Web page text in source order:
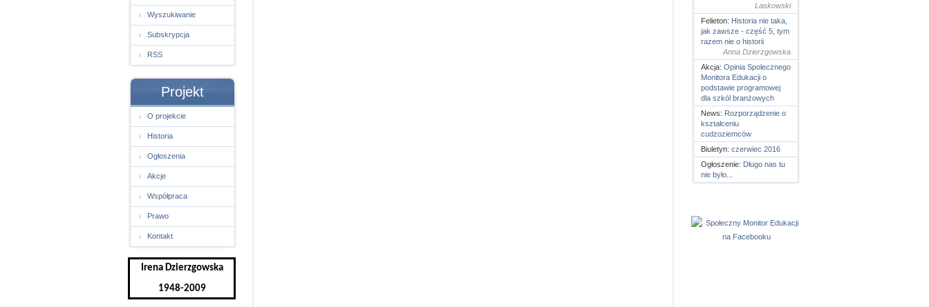
Wyszukiwanie
Subskrypcja
RSS
Projekt
O projekcie
Historia
Ogłoszenia
Akcje
Współpraca
Prawo
Kontakt
Irena Dzierzgowska
1948-2009
Laskowski
Felieton: Historia nie taka,
jak zawsze - część 5, tym
razem nie o historii
Anna Dzierzgowska
Akcja: Opinia Spolecznego
Monitora Edukacji o
podstawie programowej
dla szkól branżowych
News: Rozporządzenie o
kształceniu
cudzoziemców
Biuletyn: czerwiec 2016
Ogłoszenie: Długo nas tu
nie było...